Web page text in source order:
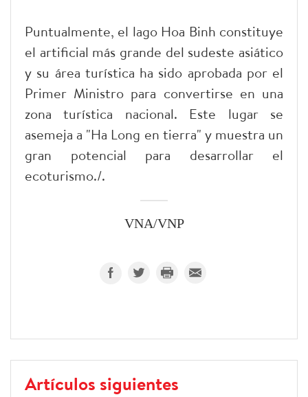
Puntualmente, el lago Hoa Binh constituye
el artificial más grande del sudeste asiático
y su área turística ha sido aprobada por el
Primer Ministro para convertirse en una
zona turística nacional. Este lugar se
asemeja a "Ha Long en tierra" y muestra un
gran potencial para desarrollar el
ecoturismo./.
VNA/VNP
Artículos siguientes